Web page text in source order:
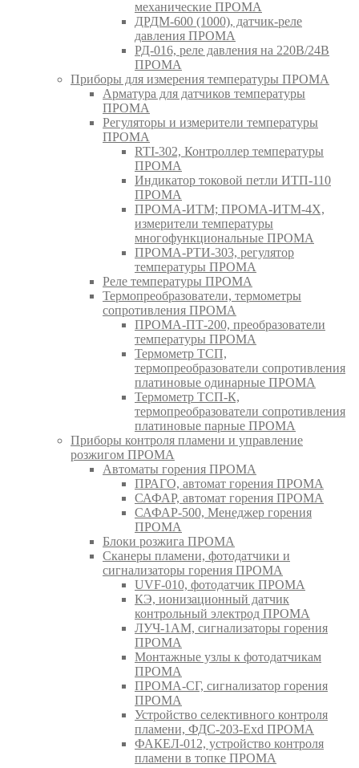
механические ПРОМА
ДРДМ-600 (1000), датчик-реле
давления ПРОМА
РД-016, реле давления на 220В/24В
ПРОМА
Приборы для измерения температуры ПРОМА
Арматура для датчиков температуры
ПРОМА
Регуляторы и измерители температуры
ПРОМА
RTI-302, Контроллер температуры
ПРОМА
Индикатор токовой петли ИТП-110
ПРОМА
ПРОМА-ИТМ; ПРОМА-ИТМ-4Х,
измерители температуры
многофункциональные ПРОМА
ПРОМА-РТИ-303, регулятор
температуры ПРОМА
Реле температуры ПРОМА
Термопреобразователи, термометры
сопротивления ПРОМА
ПРОМА-ПТ-200, преобразователи
температуры ПРОМА
Термометр ТСП,
термопреобразователи сопротивления
платиновые одинарные ПРОМА
Термометр ТСП-К,
термопреобразователи сопротивления
платиновые парные ПРОМА
Приборы контроля пламени и управление
розжигом ПРОМА
Автоматы горения ПРОМА
ПРАГО, автомат горения ПРОМА
САФАР, автомат горения ПРОМА
САФАР-500, Менеджер горения
ПРОМА
Блоки розжига ПРОМА
Сканеры пламени, фотодатчики и
сигнализаторы горения ПРОМА
UVF-010, фотодатчик ПРОМА
КЭ, ионизационный датчик
контрольный электрод ПРОМА
ЛУЧ-1АМ, сигнализаторы горения
ПРОМА
Монтажные узлы к фотодатчикам
ПРОМА
ПРОМА-СГ, сигнализатор горения
ПРОМА
Устройство селективного контроля
пламени, ФДС-203-Exd ПРОМА
ФАКЕЛ-012, устройство контроля
пламени в топке ПРОМА